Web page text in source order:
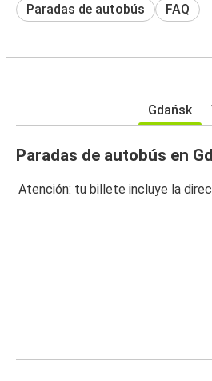
Paradas de autobús FAQ
Gdańsk
Paradas de autobús en
Atención: tu billete incluye la